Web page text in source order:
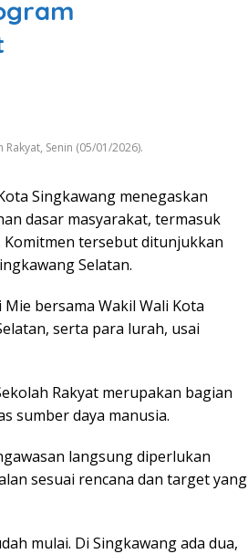
Senin (05/01/2026).
Singkawang menegaskan
dasar masyarakat, termasuk
Komitmen tersebut ditunjukkan
Selatan.
bersama Wakil Wali Kota
serta para lurah, usai
Rakyat merupakan bagian
sumber daya manusia.
langsung diperlukan
sesuai rencana dan target yang
mulai. Di Singkawang ada dua,